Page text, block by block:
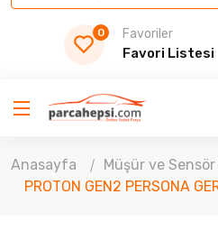
0 Favoriler
Favori Listesi
Anasayfa
Müşür ve
PROTON GEN2 PERSONA